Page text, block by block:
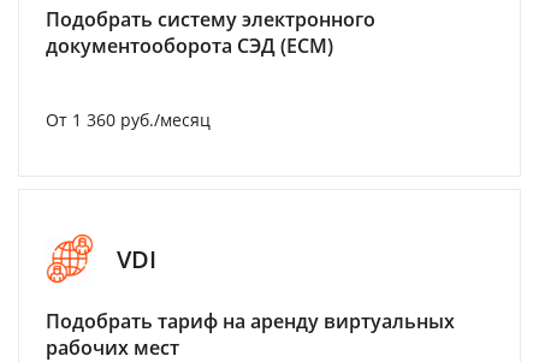
Подобрать систему электронного
документооборота СЭД (ECM)
От 1 360 руб./месяц
VDI
Подобрать тариф на аренду виртуальных
рабочих мест